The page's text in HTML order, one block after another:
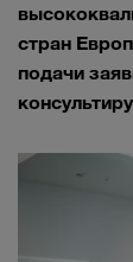
стран
подачи